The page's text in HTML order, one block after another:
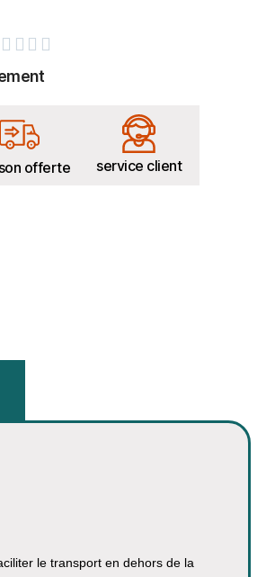
   
offerte service client
le transport en dehors de la